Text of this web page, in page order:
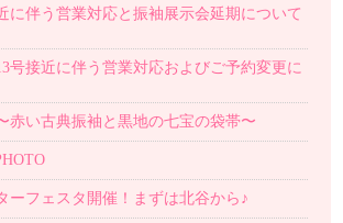
に伴う営業対応と振袖展示会延期について
号接近に伴う営業対応およびご予約変更に
赤い古典振袖と黒地の七宝の袋帯〜
ーフェスタ開催！まずは北谷から♪